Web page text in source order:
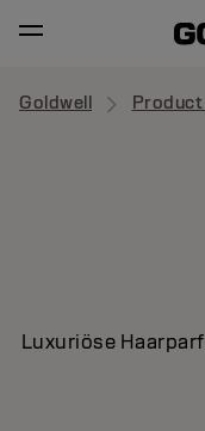
Goldwell Product
Luxuriöse